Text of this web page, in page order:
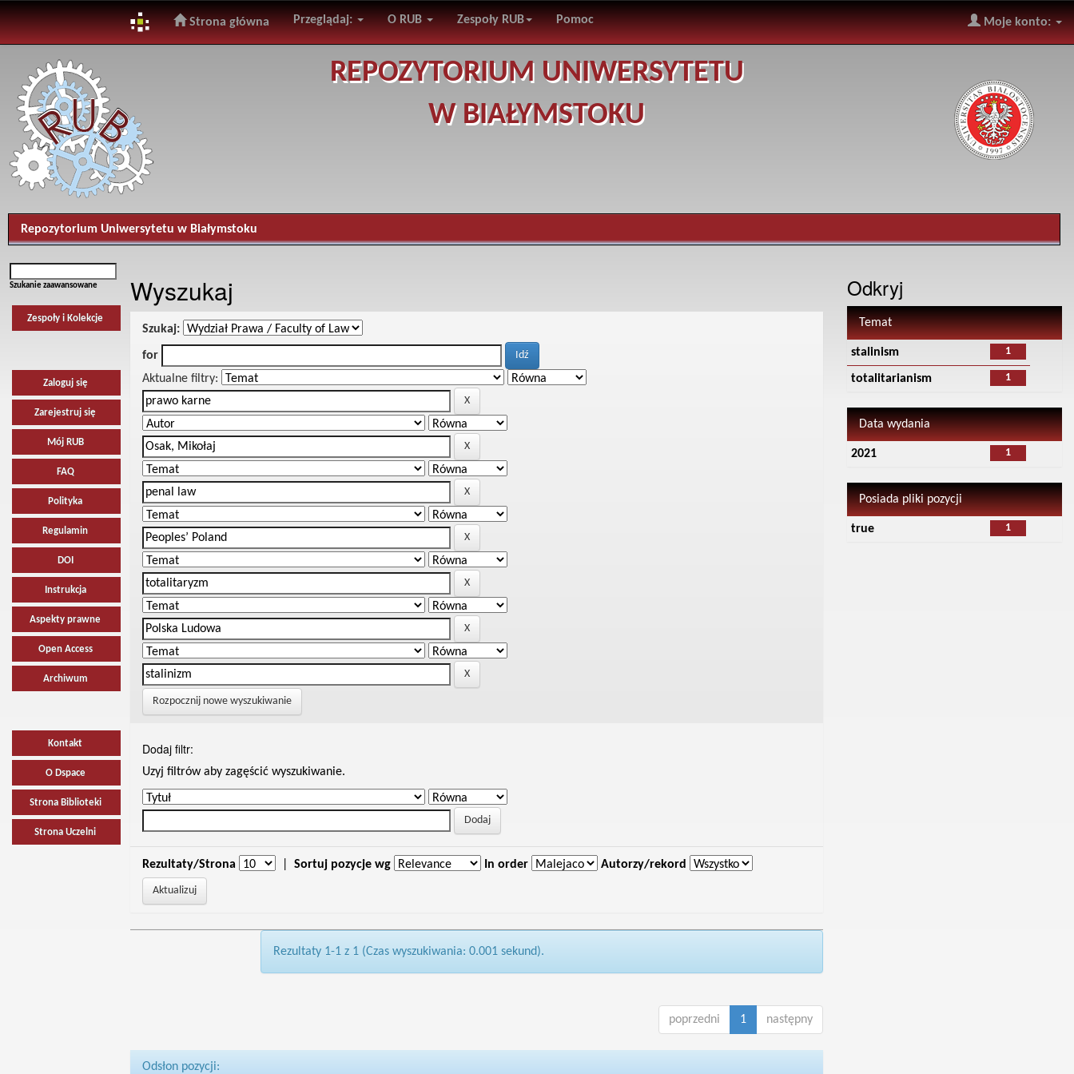
navigation
Strona główna Przeglądaj: O RUB Zespoły RUB Pomoc Moje konto:
REPOZYTORIUM UNIWERSYTETU
W BIAŁYMSTOKU
Repozytorium Uniwersytetu w Białymstoku
Szukanie zaawansowane
Zespoły i Kolekcje
Zaloguj się
Zarejestruj się
Mój RUB
FAQ
Polityka
Regulamin
DOI
Instrukcja
Aspekty prawne
Open Access
Archiwum
Kontakt
O Dspace
Strona Biblioteki
Strona Uczelni
Wyszukaj
Szukaj:
for
Aktualne filtry:
Rozpocznij nowe wyszukiwanie
Dodaj filtr:
Uzyj filtrów aby zagęścić wyszukiwanie.
Rezultaty/Strona Sortuj pozycje wg In order Autorzy/rekord
Rezultaty 1-1 z 1 (Czas wyszukiwania: 0.001 sekund).
poprzedni 1 następny
Odsłon pozycji:
Odkryj
Temat
1
stalinism
1
totalitarianism
Data wydania
1
2021
Posiada pliki pozycji
1
true